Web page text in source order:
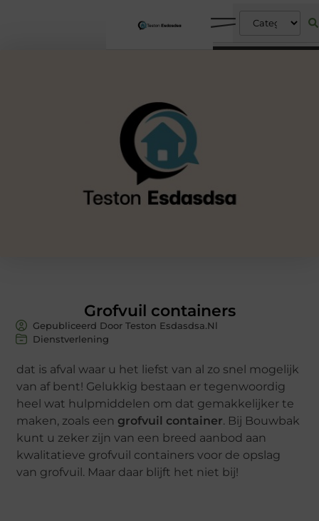
Grofvuil containers
Gepubliceerd Door Teston Esdasdsa.nl
Dienstverlening
dat is afval waar u het liefst van al zo snel mogelijk
van af bent! Gelukkig bestaan er tegenwoordig
heel wat hulpmiddelen om dat gemakkelijker te
maken, zoals een grofvuil container. Bij Bouwbak
kunt u zeker zijn van een breed aanbod aan
kwalitatieve grofvuil containers voor de opslag
van grofvuil. Maar daar blijft het niet bij!